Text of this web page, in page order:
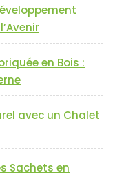
en Bois :
avec un Chalet
Sachets en